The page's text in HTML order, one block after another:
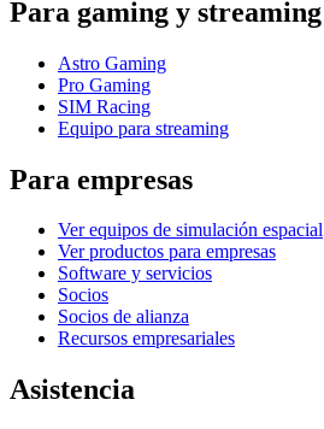
Para gaming y streaming
Astro Gaming
Pro Gaming
SIM Racing
Equipo para streaming
Para empresas
Ver equipos de simulación espacial
Ver productos para empresas
Software y servicios
Socios
Socios de alianza
Recursos empresariales
Asistencia